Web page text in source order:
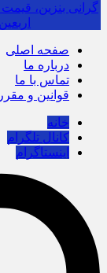
گرانی بنزین، قیمت
صفحه اصلی
درباره ما
تماس با ما
قوانین و
خانه
کانال تلگرام
اینستاگرام